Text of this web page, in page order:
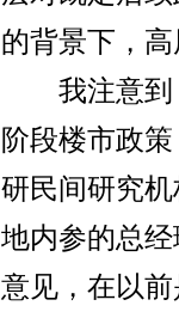
的背景下，
我注意到，
阶段楼市政
研民间研究
地内参的总
意见，在以